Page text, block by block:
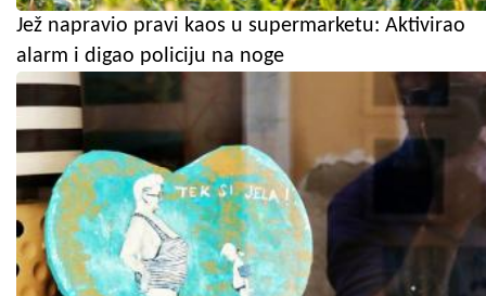
Jež napravio pravi kaos u supermarketu: Aktivirao
alarm i digao policiju na noge